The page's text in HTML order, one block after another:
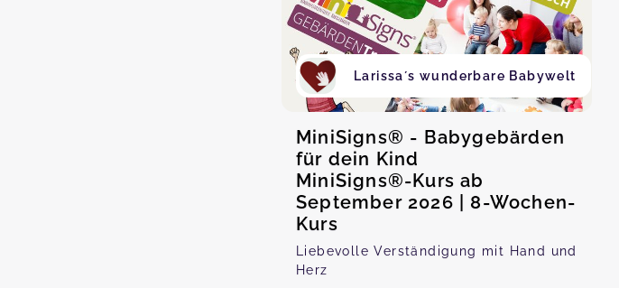
Larissa´s wunderbare Babywelt
MiniSigns® - Babygebärden
für dein Kind
MiniSigns®-Kurs ab
September 2026 | 8-Wochen-
Kurs
Liebevolle Verständigung mit Hand und
Herz